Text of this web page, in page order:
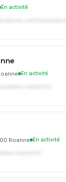
En activité
En activité
Roanne En activité